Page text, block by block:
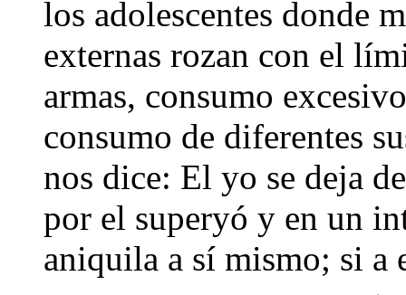
los adolescentes donde
externas rozan con el
armas, consumo
consumo de diferentes
nos dice: El yo se deja
por el superyó y en un
aniquila a sí mismo; si a